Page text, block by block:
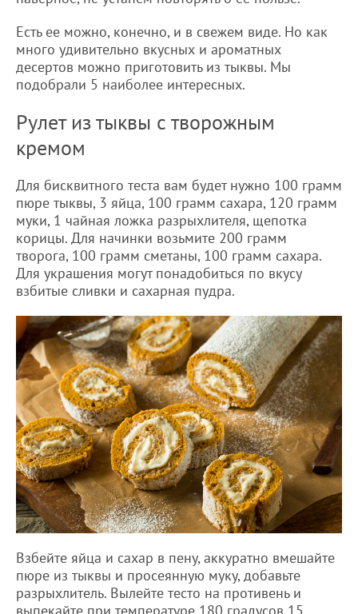
Есть ее можно, конечно, и в свежем виде. Но как
много удивительно вкусных и ароматных
десертов можно приготовить из тыквы. Мы
подобрали 5 наиболее интересных.
Рулет из тыквы с творожным
кремом
Для бисквитного теста вам будет нужно 100 грамм
пюре тыквы, 3 яйца, 100 грамм сахара, 120 грамм
муки, 1 чайная ложка разрыхлителя, щепотка
корицы. Для начинки возьмите 200 грамм
творога, 100 грамм сметаны, 100 грамм сахара.
Для украшения могут понадобиться по вкусу
взбитые сливки и сахарная пудра.
Взбейте яйца и сахар в пену, аккуратно вмешайте
пюре из тыквы и просеянную муку, добавьте
разрыхлитель. Вылейте тесто на противень и